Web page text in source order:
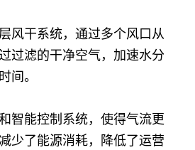
风干系统，通过多个风口从
过滤的干净空气，加速水分
间。
智能控制系统，使得气流更
少了能源消耗，降低了运营